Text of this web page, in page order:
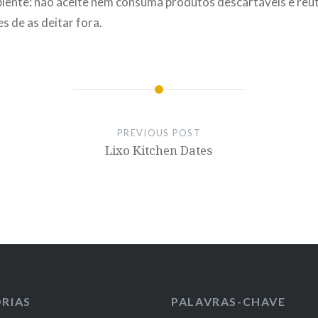
de as deitar fora.
PREVIOUS POST
Lixo Kitchen Dates
PALAVRAS-CHAVE